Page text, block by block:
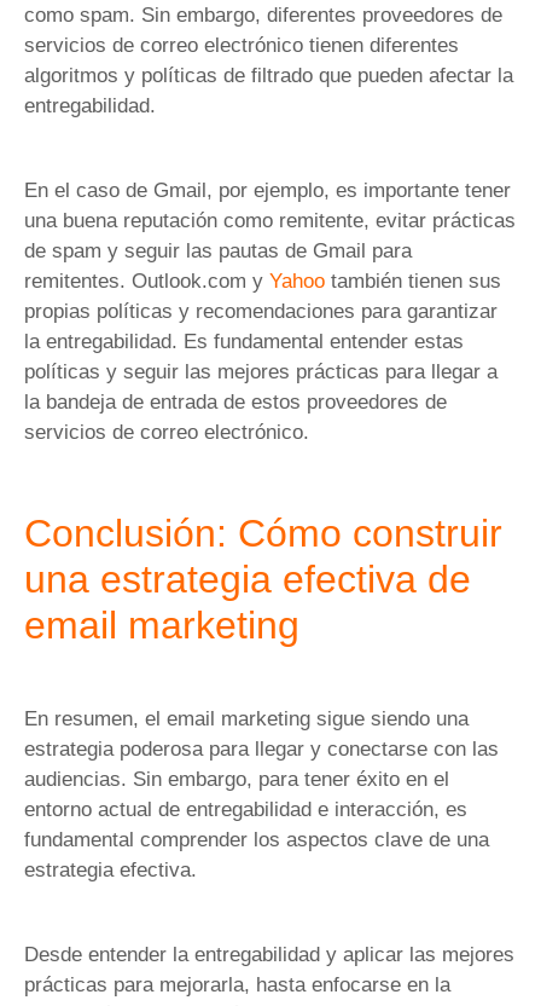
como spam. Sin embargo, diferentes proveedores de
servicios de correo electrónico tienen diferentes
algoritmos y políticas de filtrado que pueden afectar la
entregabilidad.
En el caso de Gmail, por ejemplo, es importante tener
una buena reputación como remitente, evitar prácticas
de spam y seguir las pautas de Gmail para
remitentes. Outlook.com y Yahoo también tienen sus
propias políticas y recomendaciones para garantizar
la entregabilidad. Es fundamental entender estas
políticas y seguir las mejores prácticas para llegar a
la bandeja de entrada de estos proveedores de
servicios de correo electrónico.
Conclusión: Cómo construir
una estrategia efectiva de
email marketing
En resumen, el email marketing sigue siendo una
estrategia poderosa para llegar y conectarse con las
audiencias. Sin embargo, para tener éxito en el
entorno actual de entregabilidad e interacción, es
fundamental comprender los aspectos clave de una
estrategia efectiva.
Desde entender la entregabilidad y aplicar las mejores
prácticas para mejorarla, hasta enfocarse en la